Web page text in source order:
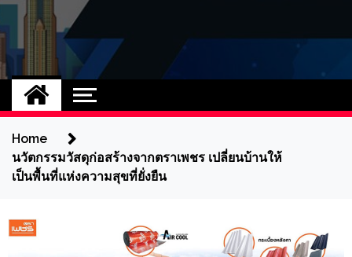
UCD
NEW
Home
นวัตกรรมวัสดุก่อสร้างจากตราเพชร เปลี่ยนบ้านให้
เป็นพื้นที่แห่งความสุขที่ยั่งยืน